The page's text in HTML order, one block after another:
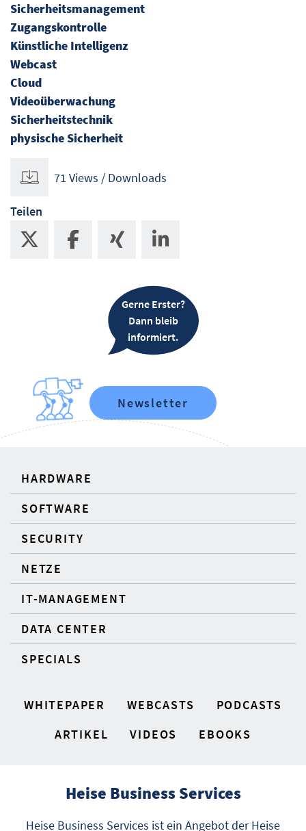
Sicherheitsmanagement
Zugangskontrolle
Künstliche Intelligenz
Webcast
Cloud
Videoüberwachung
Sicherheitstechnik
physische Sicherheit
71 Views / Downloads
Teilen
Gerne Erster?
Dann bleib
informiert.
Newsletter
HARDWARE
SOFTWARE
SECURITY
NETZE
IT-MANAGEMENT
DATA CENTER
SPECIALS
WHITEPAPER WEBCASTS
PODCASTS
ARTIKEL
VIDEOS EBOOKS
Heise Business Services
Heise Business Services ist ein Angebot der Heise